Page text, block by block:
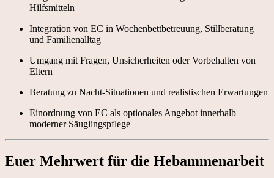
Hilfsmitteln
Integration von EC in Wochenbettbetreuung, Stillberatung
und Familienalltag
Umgang mit Fragen, Unsicherheiten oder Vorbehalten von
Eltern
Beratung zu Nacht-Situationen und realistischen Erwartungen
Einordnung von EC als optionales Angebot innerhalb
moderner Säuglingspflege
Euer Mehrwert für die Hebammenarbeit